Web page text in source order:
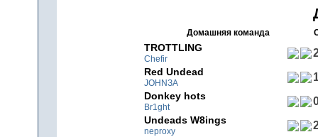
Домашняя команда
TROTTLING
Chefir
Red Undead
JOHNЗA
Donkey hots
Br1ght
Undeads W8ings
neproxy